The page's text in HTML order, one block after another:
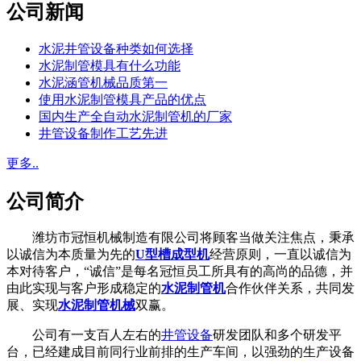
公司新闻
水泥井管设备种类如何选择
水泥制管模具有什么功能
水泥涵管机械品质第一
使用水泥制管模具产品的优点
国内生产全自动水泥制管机的厂家
井管设备制作工艺先进
更多..
公司简介
潍坊市冠恒机械制造有限公司将顾客当做关注焦点，秉承
以诚信为本质量为先的U型槽成型机经营原则，一直以诚信为
本对待客户，“诚信”是每名冠恒员工所具有的高尚的品德，并
由此实现与客户形成稳定的水泥制管机合作伙伴关系，共同发
展、实现水泥制管机械双赢。
公司有一支百人左右的井管设备研发团队和多个研发平
台，已经建成目前同行业前排的生产车间，以强劲的生产设备